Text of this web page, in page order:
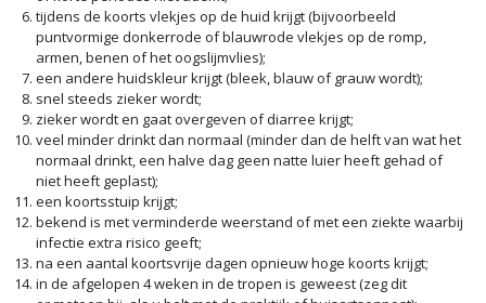
tijdens de koorts vlekjes op de huid krijgt (bijvoorbeeld
puntvormige donkerrode of blauwrode vlekjes op de romp,
armen, benen of het oogslijmvlies);
een andere huidskleur krijgt (bleek, blauw of grauw wordt);
snel steeds zieker wordt;
zieker wordt en gaat overgeven of diarree krijgt;
veel minder drinkt dan normaal (minder dan de helft van wat het
normaal drinkt, een halve dag geen natte luier heeft gehad of
niet heeft geplast);
een koortsstuip krijgt;
bekend is met verminderde weerstand of met een ziekte waarbij
infectie extra risico geeft;
na een aantal koortsvrije dagen opnieuw hoge koorts krijgt;
in de afgelopen 4 weken in de tropen is geweest (zeg dit